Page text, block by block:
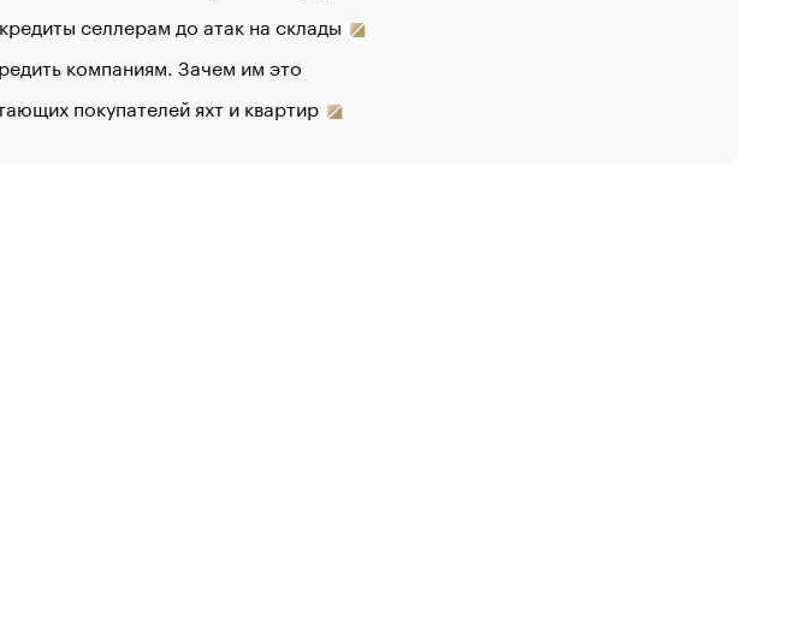
селлерам до атак на склады
компаниям. Зачем им это
покупателей яхт и квартир